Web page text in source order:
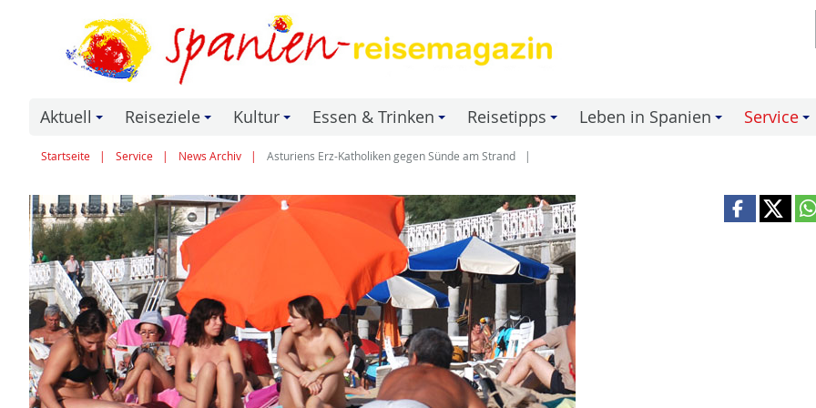
Aktuell Reiseziele Kultur Essen & Trinken Reisetipps Leben in Spanien Service
Startseite Service News Archiv Asturiens Erz-Katholiken gegen Sünde am Strand